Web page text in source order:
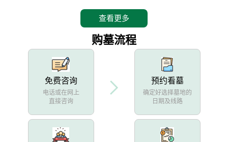
查看更多
购墓流程
免费咨询
电话或在网上
直接咨询
预约看墓
确定好选择墓地的
日期及线路